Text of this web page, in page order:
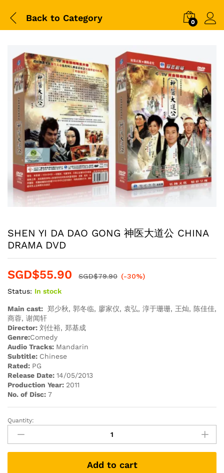
Back to Category 0
SHEN YI DA DAO GONG 神医大道公 CHINA
DRAMA DVD
SGD$55.90 SGD$79.90 (-30%)
Status: In stock
Main cast: 郑少秋, 郭冬临, 廖家仪, 袁弘, 淳于珊珊, 王灿, 陈佳佳,
商蓉, 谢闻轩
Director: 刘仕裕, 郑基成
Genre:Comedy
Audio Tracks: Mandarin
Subtitle: Chinese
Rated: PG
Release Date: 14/05/2013
Production Year: 2011
No. of Disc: 7
SHEN
DA
DAO
Quantity:
Add to cart